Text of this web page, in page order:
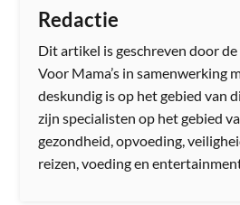
Redactie
Dit artikel is geschreven door
Voor Mama’s in samenwerking
deskundig is op het gebied van
zijn specialisten op het gebied
gezondheid, opvoeding,
reizen, voeding en